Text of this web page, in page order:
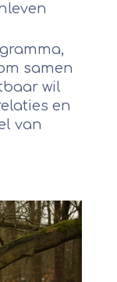
samen
wil
en
van